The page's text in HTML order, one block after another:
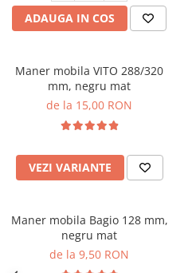
ADAUGA IN COS
Maner mobila VITO 288/320
mm, negru mat
de la 15,00 RON
VEZI VARIANTE
Maner mobila Bagio 128 mm,
negru mat
de la 9,50 RON